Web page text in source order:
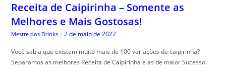
Receita de Caipirinha – Somente as
Melhores e Mais Gostosas!
Mestre dos Drinks | 2 de maio de 2022
Você sabia que existem muito mais de 100 variações de caipirinha?
Separamos as melhores Receita de Caipirinha e as de maior Sucesso.